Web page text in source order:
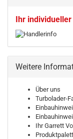
Ihr
Weitere
Über uns
Turbolader-
Ihr Garrett